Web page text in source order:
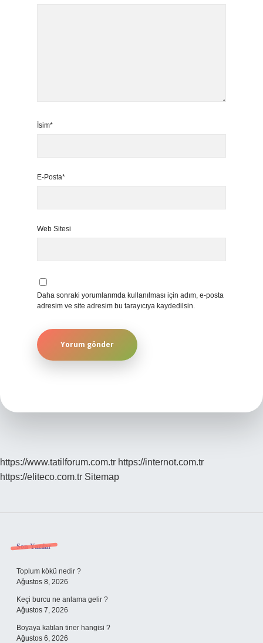
İsim*
E-Posta*
Web Sitesi
Daha sonraki yorumlarımda kullanılması için adım, e-posta
adresim ve site adresim bu tarayıcıya kaydedilsin.
https://www.tatilforum.com.tr https://internot.com.tr
https://eliteco.com.tr Sitemap
Sidebar
Son Yazılar
Toplum kökü nedir ?
Ağustos 8, 2026
Keçi burcu ne anlama gelir ?
Ağustos 7, 2026
Boyaya katılan tiner hangisi ?
Ağustos 6, 2026